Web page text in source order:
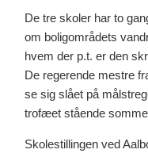
De tre skoler har to
om boligområdets
hvem der p.t. er den
De regerende mestre
se sig slået på
trofæet stående
Skolestillingen ved